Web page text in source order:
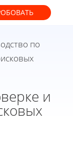
по
и